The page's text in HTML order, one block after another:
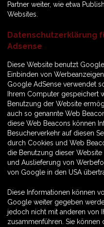
Partner weiter, wie etwa
Websites.
Datenschutzerklärung
Adsense
Diese Website benutzt
Einbinden von
Google AdSense verwendet
Ihrem Computer gespeichert
Benutzung der Website
auch so genannte Web
diese Web Beacons können
Besucherverkehr auf diesen
durch Cookies und Web
die Benutzung dieser
und Auslieferung von
von Google in den USA
Diese Informationen können
Google weiter gegeben
jedoch nicht mit anderen von
zusammenführen. Sie